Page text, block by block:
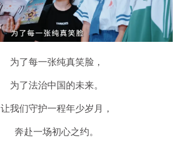
为了每一张纯真笑脸，
为了法治中国的未来。
让我们守护一程年少岁月，
奔赴一场初心之约。